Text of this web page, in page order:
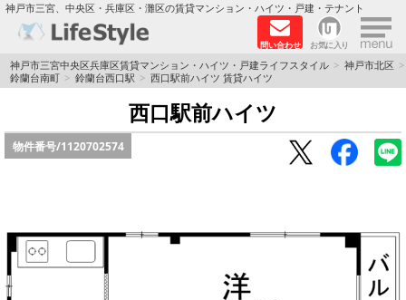
神戸市三宮、中央区・兵庫区・灘区の賃貸マンション・ハイツ・戸建・テナント
問い合わせ お気に入り ×
TOPページ
神戸の単身向けマンション特集
新築物件
保証人不要
神戸市三宮中央区兵庫区賃貸マンション・ハイツ・戸建ライフスタイル
神戸市北区
鈴蘭台南町
鈴蘭台西口駅 西口駅前ハイツ 賃貸ハイツ
西口駅前ハイツ
物件番号/1120702574